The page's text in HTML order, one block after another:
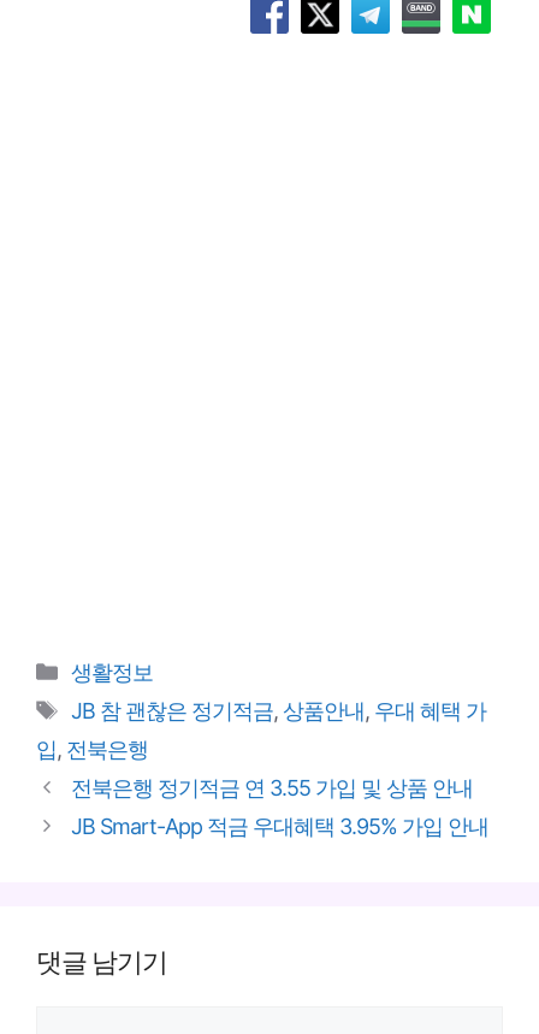
카
테
리
생활정보
태
그
JB 참 괜찮은 정기적금, 상품안내, 우대 혜택 가
입, 전북은행
전북은행 정기적금 연 3.55 가입 및 상품 안내
JB Smart-App 적금 우대혜택 3.95% 가입 안내
댓글 남기기